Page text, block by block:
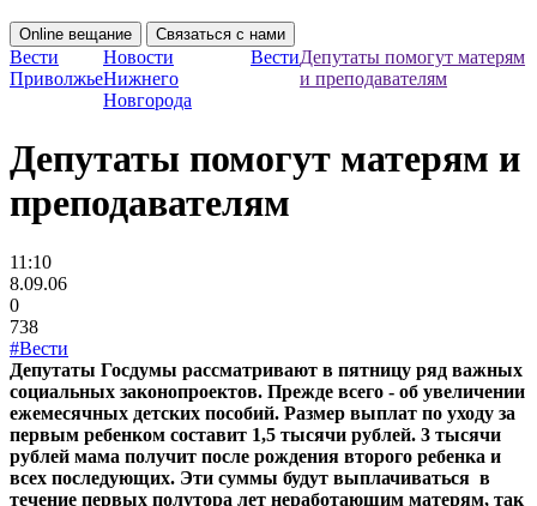
Online вещание Связаться с нами
Вести
Приволжье
Новости
Нижнего
Новгорода
ВестиДепутаты помогут матерям
и преподавателям
Депутаты помогут матерям и
преподавателям
11:10
8.09.06
0
738
#Вести
Депутаты Госдумы рассматривают в пятницу ряд важных
социальных законопроектов. Прежде всего - об увеличении
ежемесячных детских пособий. Размер выплат по уходу за
первым ребенком составит 1,5 тысячи рублей. 3 тысячи
рублей мама получит после рождения второго ребенка и
всех последующих. Эти суммы будут выплачиваться в
течение первых полутора лет неработающим матерям, так